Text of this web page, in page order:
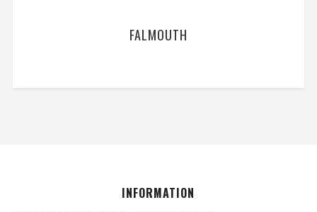
FALMOUTH
INFORMATION